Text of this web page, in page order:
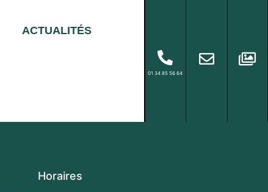
ACTUALITÉS
01 34 85 56 64
Horaires